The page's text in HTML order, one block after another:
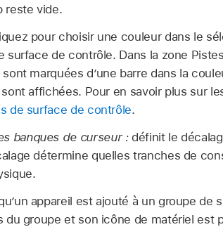
reste vide.
pour choisir une couleur dans le
surface de contrôle. Dans la zone
marquées d’une barre dans la
affichées. Pour en savoir plus sur
de surface de contrôle.
banques de curseur :définit le
détermine quelles tranches de
appareil est ajouté à un groupe
du groupe et son icône de matériel est